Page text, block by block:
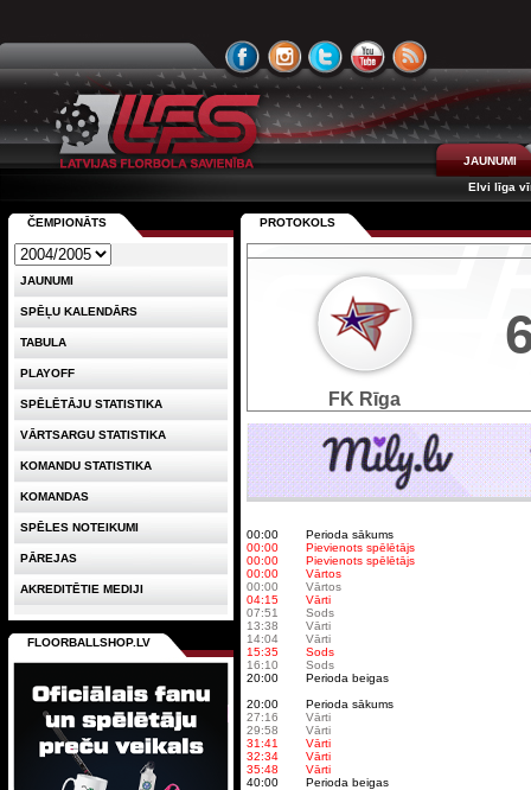
JAUNUMI
Elvi līga
PROTOKOLS
FK Rīga
00:00
Perioda sākums
00:00
Pievienots spēlētājs
00:00
Pievienots spēlētājs
00:00
Vārtos
00:00
Vārtos
04:15
Vārti
07:51
Sods
13:38
Vārti
14:04
Vārti
15:35
Sods
16:10
Sods
20:00
Perioda beigas
20:00
Perioda sākums
27:16
Vārti
29:58
Vārti
31:41
Vārti
32:34
Vārti
35:48
Vārti
40:00
Perioda beigas
ČEMPIONĀTS
JAUNUMI
SPĒĻU KALENDĀRS
TABULA
PLAYOFF
SPĒLĒTĀJU STATISTIKA
VĀRTSARGU STATISTIKA
KOMANDU STATISTIKA
KOMANDAS
SPĒLES NOTEIKUMI
PĀREJAS
AKREDITĒTIE MEDIJI
FLOORBALLSHOP.LV